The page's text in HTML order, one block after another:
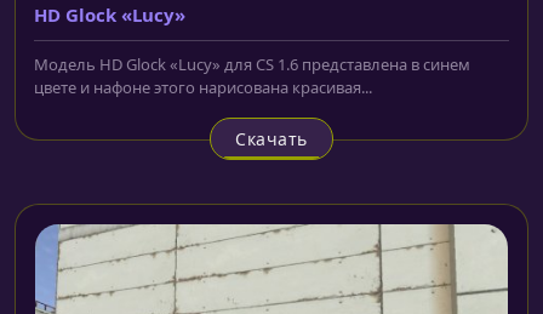
HD Glock «Lucy»
Модель HD Glock «Lucy» для CS 1.6 представлена в синем
цвете и нафоне этого нарисована красивая...
Скачать